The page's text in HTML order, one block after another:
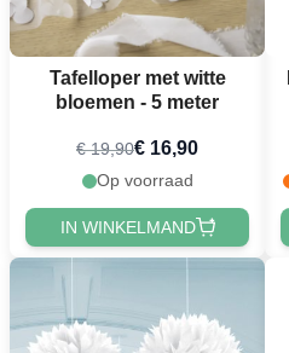
Tafelloper met witte
bloemen - 5 meter
€ 19,90€ 16,90
Op voorraad
IN WINKELMAND